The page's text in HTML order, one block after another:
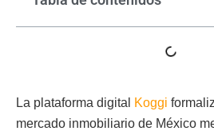
La plataforma digital Koggi
mercado inmobiliario de México